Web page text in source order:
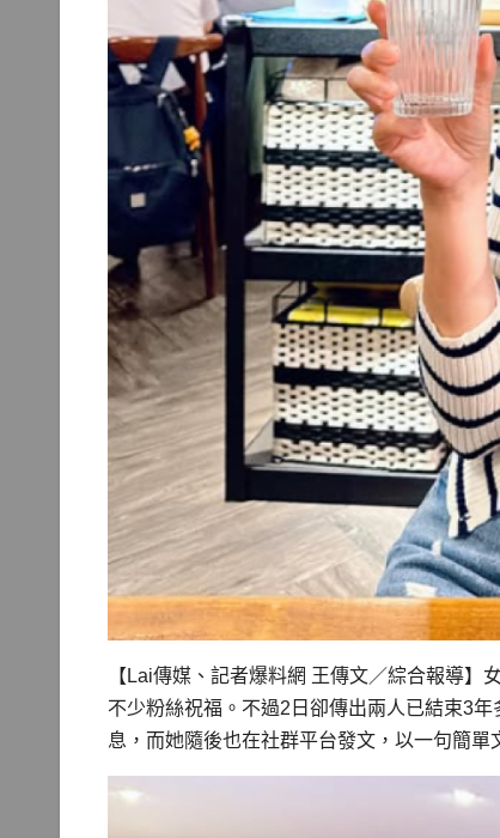
【Lai傳媒、記者爆料網 王傳文／綜合報導
不少粉絲祝福。不過2日卻傳出兩人已結束3
息，而她隨後也在社群平台發文，以一句簡單